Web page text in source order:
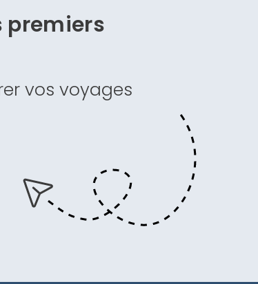
premiers
vos voyages